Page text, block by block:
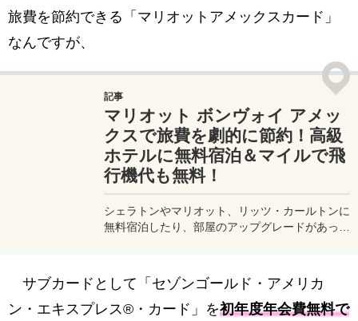
旅費を節約できる「マリオットアメックスカード」
なんですが、
記事
マリオット ボンヴォイ アメッ
クスで旅費を劇的に節約！高級
ホテルに無料宿泊＆マイルで飛
行機代も無料！
シェラトンやマリオット、リッツ・カールトンに
無料宿泊したり、部屋のアップグレードがあった
ードさせた「 マリオットアメックス プレミアム
カード 」の魅力とメリット、デメリットを交え
詳しく紹介していきたい。
サブカードとして「セゾンゴールド・アメリカ
ン・エキスプレス®・カード」を初年度年会費無料で